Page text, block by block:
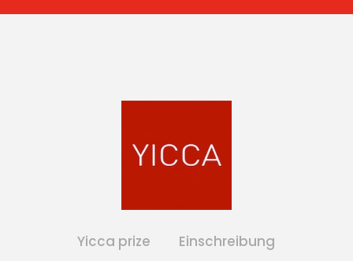
Yicca prize Einschreibung